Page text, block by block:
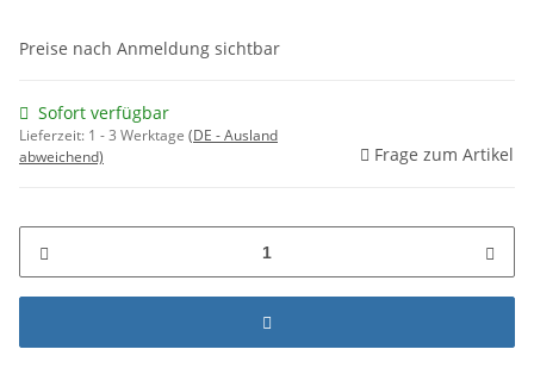
Preise nach Anmeldung sichtbar
Sofort verfügbar
Lieferzeit: 1 - 3 Werktage (DE - Ausland
abweichend)
Frage zum Artikel